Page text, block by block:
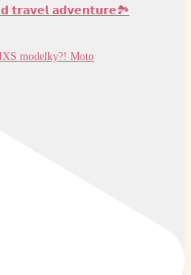
𝘁𝗿𝗮𝘃𝗲𝗹 𝗮𝗱𝘃𝗲𝗻𝘁𝘂𝗿𝗲🏞️
modelky?! Moto